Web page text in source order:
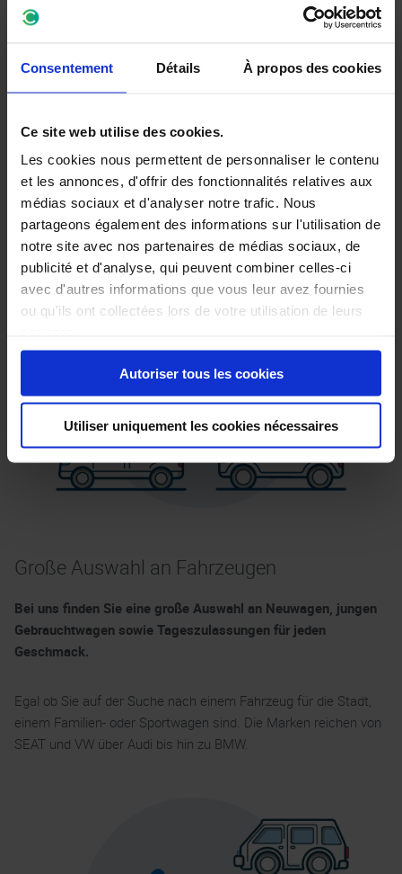
Consentement Détails À propos des cookies
Ce site web utilise des cookies.
Les cookies nous permettent de personnaliser le contenu
et les annonces, d'offrir des fonctionnalités relatives aux
médias sociaux et d'analyser notre trafic. Nous
partageons également des informations sur l'utilisation de
notre site avec nos partenaires de médias sociaux, de
publicité et d'analyse, qui peuvent combiner celles-ci
avec d'autres informations que vous leur avez fournies
ou qu'ils ont collectées lors de votre utilisation de leurs
Autoriser tous les cookies
Utiliser uniquement les cookies nécessaires
Ihr Wunschfahrzeug angezeigt. Somit liefert unser Online-
Fahrzeugsuche!
Top Konditionen – daher suchen unsere Experten immer nach
dem besten Angebot für Sie inkl. fairem Zinssatz.
Sie sind interessiert? Senden Sie uns gerne eine Anfrage und
wir kümmern uns um die gesamte Abwicklung!
Große Auswahl an Fahrzeugen
Bei uns finden Sie eine große Auswahl an Neuwagen, jungen
Gebrauchtwagen sowie Tageszulassungen für jeden
Geschmack.
Egal ob Sie auf der Suche nach einem Fahrzeug für die Stadt,
einem Familien- oder Sportwagen sind. Die Marken reichen von
SEAT und VW über Audi bis hin zu BMW.